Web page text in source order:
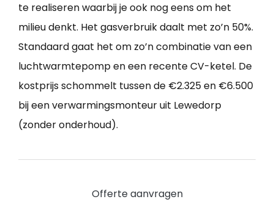
te realiseren waarbij je ook nog eens om het
milieu denkt. Het gasverbruik daalt met zo’n 50%.
Standaard gaat het om zo’n combinatie van een
luchtwarmtepomp en een recente CV-ketel. De
kostprijs schommelt tussen de €2.325 en €6.500
bij een verwarmingsmonteur uit Lewedorp
(zonder onderhoud).
Offerte aanvragen